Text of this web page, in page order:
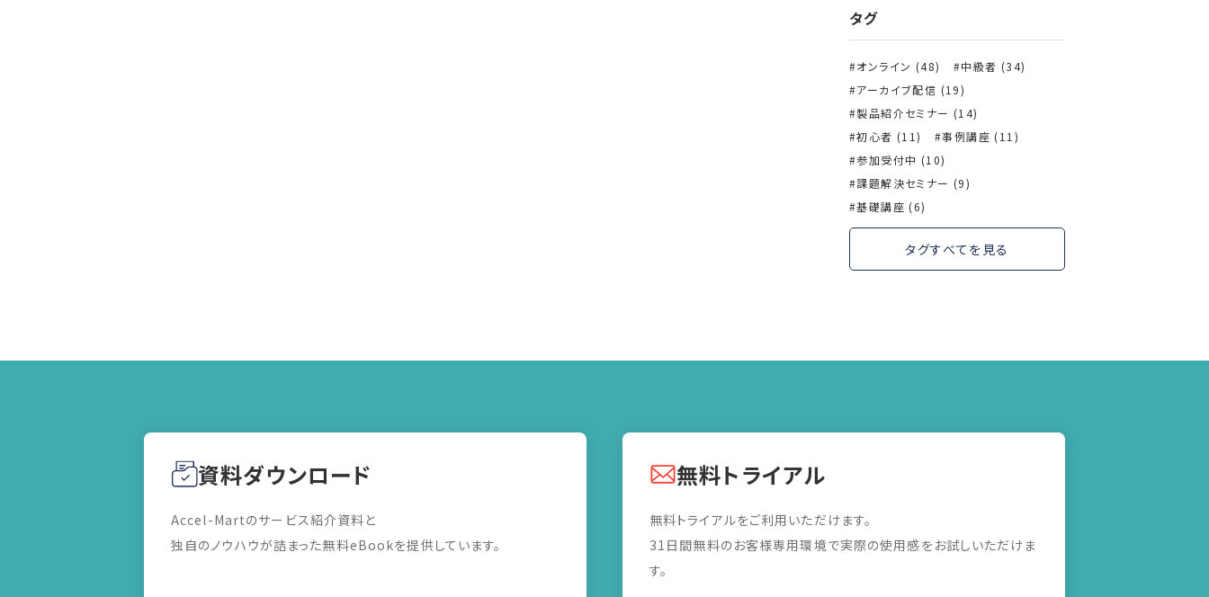
タグ
オンライン (48)
中級者 (34)
アーカイブ配信 (19)
製品紹介セミナー (14)
初心者 (11)
事例講座 (11)
参加受付中 (10)
課題解決セミナー (9)
基礎講座 (6)
タグすべてを見る
資料ダウンロード
Accel-Martのサービス紹介資料と
独自のノウハウが詰まった無料eBookを提供しています。
無料トライアル
無料トライアルをご利用いただけます。
31日間無料のお客様専用環境で実際の使用感をお試しいただけま
す。